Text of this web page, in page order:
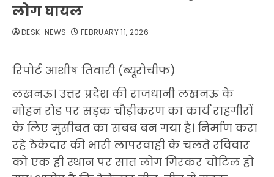
लोग घायल
DESK-NEWS FEBRUARY 11, 2026
रिपोर्ट आशीष तिवारी (ब्यूरोचीफ)
​लखनऊ। उत्तर प्रदेश की राजधानी लखनऊ के
मोहन रोड पर सड़क चौड़ीकरण का कार्य राहगीरों
के लिए मुसीबत का सबब बन गया है। निर्माण करा
रहे ठेकेदार की भारी लापरवाही के चलते रविवार
को एक ही स्थान पर सात लोग गिरकर चोटिल हो